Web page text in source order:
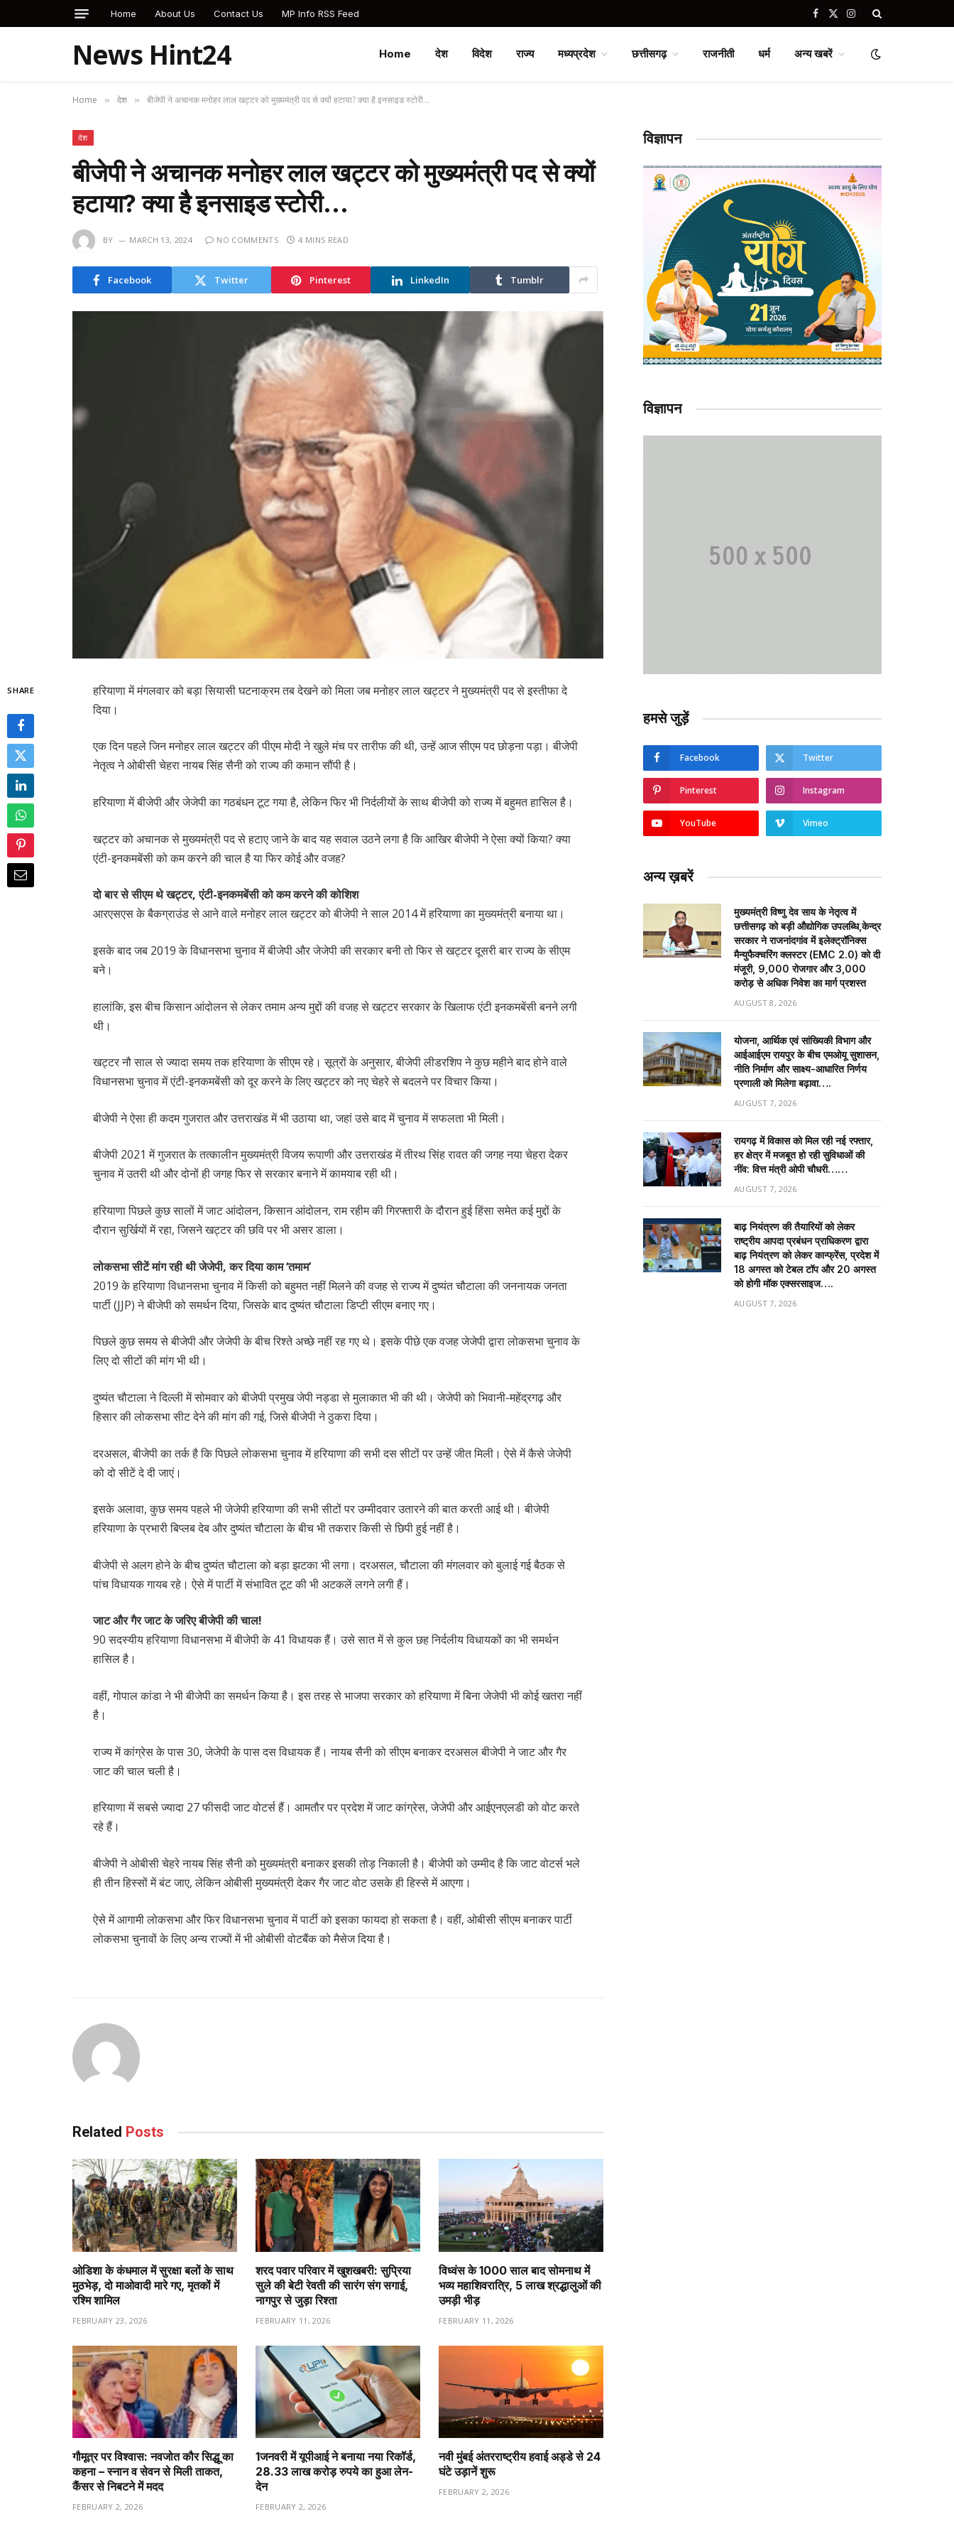
Home About Us Contact Us MP Info RSS Feed Facebook
X
Instagram
News Hint24 Home देश विदेश राज्य मध्यप्रदेश छत्तीसगढ़ राजनीती धर्म अन्य खबरें
Home » देश » बीजेपी ने अचानक मनोहर लाल खट्टर को मुख्यमंत्री पद से क्यों हटाया? क्या है इनसाइड स्टोरी…
देश
बीजेपी ने अचानक मनोहर लाल खट्टर को मुख्यमंत्री पद से क्यों
हटाया? क्या है इनसाइड स्टोरी…
BY MARCH 13, 2024 NO COMMENTS 4 MINS READ
Facebook Twitter Pinterest LinkedIn Tumblr
SHARE
हरियाणा में मंगलवार को बड़ा सियासी घटनाक्रम तब देखने को मिला जब मनोहर लाल खट्टर ने मुख्यमंत्री पद से इस्तीफा दे
दिया।
एक दिन पहले जिन मनोहर लाल खट्टर की पीएम मोदी ने खुले मंच पर तारीफ की थी, उन्हें आज सीएम पद छोड़ना पड़ा। बीजेपी
नेतृत्व ने ओबीसी चेहरा नायब सिंह सैनी को राज्य की कमान सौंपी है।
हरियाणा में बीजेपी और जेजेपी का गठबंधन टूट गया है, लेकिन फिर भी निर्दलीयों के साथ बीजेपी को राज्य में बहुमत हासिल है।
खट्टर को अचानक से मुख्यमंत्री पद से हटाए जाने के बाद यह सवाल उठने लगा है कि आखिर बीजेपी ने ऐसा क्यों किया? क्या
एंटी-इनकमबेंसी को कम करने की चाल है या फिर कोई और वजह?
दो बार से सीएम थे खट्टर, एंटी-इनकमबेंसी को कम करने की कोशिश
आरएसएस के बैकग्राउंड से आने वाले मनोहर लाल खट्टर को बीजेपी ने साल 2014 में हरियाणा का मुख्यमंत्री बनाया था।
इसके बाद जब 2019 के विधानसभा चुनाव में बीजेपी और जेजेपी की सरकार बनी तो फिर से खट्टर दूसरी बार राज्य के सीएम
बने।
हालांकि, इस बीच किसान आंदोलन से लेकर तमाम अन्य मुद्दों की वजह से खट्टर सरकार के खिलाफ एंटी इनकमबेंसी बनने लगी
थी।
खट्टर नौ साल से ज्यादा समय तक हरियाणा के सीएम रहे। सूत्रों के अनुसार, बीजेपी लीडरशिप ने कुछ महीने बाद होने वाले
विधानसभा चुनाव में एंटी-इनकमबेंसी को दूर करने के लिए खट्टर को नए चेहरे से बदलने पर विचार किया।
बीजेपी ने ऐसा ही कदम गुजरात और उत्तराखंड में भी उठाया था, जहां उसे बाद में चुनाव में सफलता भी मिली।
बीजेपी 2021 में गुजरात के तत्कालीन मुख्यमंत्री विजय रूपाणी और उत्तराखंड में तीरथ सिंह रावत की जगह नया चेहरा देकर
चुनाव में उतरी थी और दोनों ही जगह फिर से सरकार बनाने में कामयाब रही थी।
हरियाणा पिछले कुछ सालों में जाट आंदोलन, किसान आंदोलन, राम रहीम की गिरफ्तारी के दौरान हुई हिंसा समेत कई मुद्दों के
दौरान सुर्खियों में रहा, जिसने खट्टर की छवि पर भी असर डाला।
लोकसभा सीटें मांग रही थी जेजेपी, कर दिया काम ‘तमाम’
2019 के हरियाणा विधानसभा चुनाव में किसी को बहुमत नहीं मिलने की वजह से राज्य में दुष्यंत चौटाला की जननायक जनता
पार्टी (JJP) ने बीजेपी को समर्थन दिया, जिसके बाद दुष्यंत चौटाला डिप्टी सीएम बनाए गए।
पिछले कुछ समय से बीजेपी और जेजेपी के बीच रिश्ते अच्छे नहीं रह गए थे। इसके पीछे एक वजह जेजेपी द्वारा लोकसभा चुनाव के
लिए दो सीटों की मांग भी थी।
दुष्यंत चौटाला ने दिल्ली में सोमवार को बीजेपी प्रमुख जेपी नड्डा से मुलाकात भी की थी। जेजेपी को भिवानी-महेंद्रगढ़ और
हिसार की लोकसभा सीट देने की मांग की गई, जिसे बीजेपी ने ठुकरा दिया।
दरअसल, बीजेपी का तर्क है कि पिछले लोकसभा चुनाव में हरियाणा की सभी दस सीटों पर उन्हें जीत मिली। ऐसे में कैसे जेजेपी
को दो सीटें दे दी जाएं।
इसके अलावा, कुछ समय पहले भी जेजेपी हरियाणा की सभी सीटों पर उम्मीदवार उतारने की बात करती आई थी। बीजेपी
हरियाणा के प्रभारी बिप्लब देब और दुष्यंत चौटाला के बीच भी तकरार किसी से छिपी हुई नहीं है।
बीजेपी से अलग होने के बीच दुष्यंत चौटाला को बड़ा झटका भी लगा। दरअसल, चौटाला की मंगलवार को बुलाई गई बैठक से
पांच विधायक गायब रहे। ऐसे में पार्टी में संभावित टूट की भी अटकलें लगने लगी हैं।
जाट और गैर जाट के जरिए बीजेपी की चाल!
90 सदस्यीय हरियाणा विधानसभा में बीजेपी के 41 विधायक हैं। उसे सात में से कुल छह निर्दलीय विधायकों का भी समर्थन
हासिल है।
वहीं, गोपाल कांडा ने भी बीजेपी का समर्थन किया है। इस तरह से भाजपा सरकार को हरियाणा में बिना जेजेपी भी कोई खतरा नहीं
है।
राज्य में कांग्रेस के पास 30, जेजेपी के पास दस विधायक हैं। नायब सैनी को सीएम बनाकर दरअसल बीजेपी ने जाट और गैर
जाट की चाल चली है।
हरियाणा में सबसे ज्यादा 27 फीसदी जाट वोटर्स हैं। आमतौर पर प्रदेश में जाट कांग्रेस, जेजेपी और आईएनएलडी को वोट करते
रहे हैं।
बीजेपी ने ओबीसी चेहरे नायब सिंह सैनी को मुख्यमंत्री बनाकर इसकी तोड़ निकाली है। बीजेपी को उम्मीद है कि जाट वोटर्स भले
ही तीन हिस्सों में बंट जाए, लेकिन ओबीसी मुख्यमंत्री देकर गैर जाट वोट उसके ही हिस्से में आएगा।
ऐसे में आगामी लोकसभा और फिर विधानसभा चुनाव में पार्टी को इसका फायदा हो सकता है। वहीं, ओबीसी सीएम बनाकर पार्टी
लोकसभा चुनावों के लिए अन्य राज्यों में भी ओबीसी वोटबैंक को मैसेज दिया है।
Related Posts
ओडिशा के कंधमाल में सुरक्षा बलों के साथ
मुठभेड़, दो माओवादी मारे गए, मृतकों में
रश्मि शामिल
FEBRUARY 23, 2026
शरद पवार परिवार में खुशखबरी: सुप्रिया
सुले की बेटी रेवती की सारंग संग सगाई,
नागपुर से जुड़ा रिश्ता
FEBRUARY 11, 2026
विध्वंस के 1000 साल बाद सोमनाथ में
भव्य महाशिवरात्रि, 5 लाख श्रद्धालुओं की
उमड़ी भीड़
FEBRUARY 11, 2026
गौमूत्र पर विश्वास: नवजोत कौर सिद्धू का
कहना – स्नान व सेवन से मिली ताकत,
कैंसर से निबटने में मदद
FEBRUARY 2, 2026
1️जनवरी में यूपीआई ने बनाया नया रिकॉर्ड,
28.33 लाख करोड़ रुपये का हुआ लेन-
देन
FEBRUARY 2, 2026
नवी मुंबई अंतरराष्ट्रीय हवाई अड्डे से 24
घंटे उड़ानें शुरू
FEBRUARY 2, 2026
विज्ञापन
विज्ञापन
हमसे जुड़ें
Facebook Twitter
Pinterest Instagram
YouTube Vimeo
अन्य ख़बरें
मुख्यमंत्री विष्णु देव साय के नेतृत्व में
छत्तीसगढ़ को बड़ी औद्योगिक उपलब्धि,केन्द्र
सरकार ने राजनांदगांव में इलेक्ट्रॉनिक्स
मैन्युफैक्चरिंग क्लस्टर (EMC 2.0) को दी
मंजूरी, 9,000 रोजगार और ₹3,000
करोड़ से अधिक निवेश का मार्ग प्रशस्त
AUGUST 8, 2026
योजना, आर्थिक एवं सांख्यिकी विभाग और
आईआईएम रायपुर के बीच एमओयू सुशासन,
नीति निर्माण और साक्ष्य-आधारित निर्णय
प्रणाली को मिलेगा बढ़ावा….
AUGUST 7, 2026
रायगढ़ में विकास को मिल रही नई रफ्तार,
हर क्षेत्र में मजबूत हो रही सुविधाओं की
नींव: वित्त मंत्री ओपी चौधरी……
AUGUST 7, 2026
बाढ़ नियंत्रण की तैयारियों को लेकर
राष्ट्रीय आपदा प्रबंधन प्राधिकरण द्वारा
बाढ़ नियंत्रण को लेकर कान्फ्रेंस, प्रदेश में
18 अगस्त को टेबल टॉप और 20 अगस्त
को होगी मॉक एक्सरसाइज….
AUGUST 7, 2026